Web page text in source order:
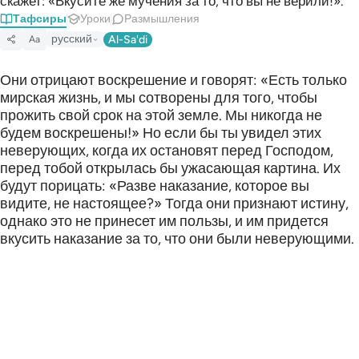
Тафсиры Уроки Размышления
Aa русский Al-Sa'di
Они отрицают воскрешение и говорят: «Есть только
мирская жизнь, и мы сотворены для того, чтобы
прожить свой срок на этой земле. Мы никогда не
будем воскрешены!» Но если бы ты увидел этих
неверующих, когда их остановят перед Господом,
перед тобой открылась бы ужасающая картина. Их
будут порицать: «Разве наказание, которое вы
видите, не настоящее?» Тогда они признают истину,
однако это не принесет им пользы, и им придется
вкусить наказание за то, что они были неверующими.